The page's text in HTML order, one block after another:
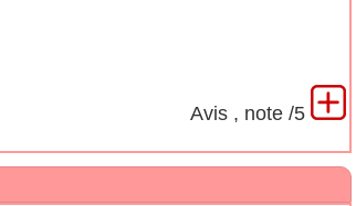
Avis , note /5